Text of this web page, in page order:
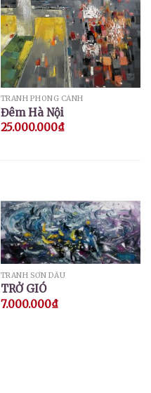
TRANH PHONG CẢNH
Đêm Hà Nội
25.000.000₫
TRANH SƠN DẦU
TRỞ GIÓ
7.000.000₫